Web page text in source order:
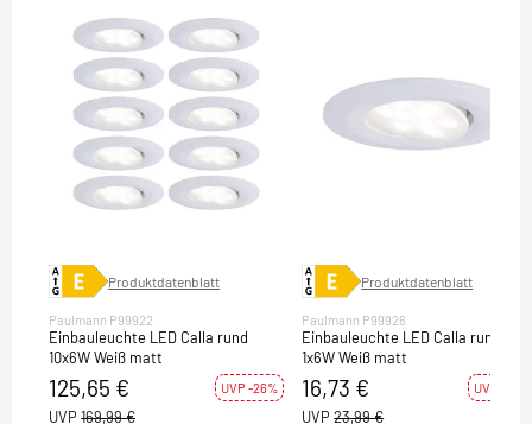
Produktdatenblatt
Paulmann P99922
Einbauleuchte LED Calla rund
10x6W Weiß matt
125,65 € UVP -26%
UVP 169,99 €
Produktdatenblatt
Paulmann P99926
Einbauleuchte LED Calla rund
1x6W Weiß matt
16,73 € UVP -30%
UVP 23,99 €